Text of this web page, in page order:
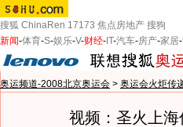
搜狐 ChinaRen 17173 焦点房地产 搜狗
新闻-体育-S-娱乐-V-财经- IT-汽车-房产-家居-
奥运频道-2008北京奥运会 > 奥运会火炬传
视频：圣火上